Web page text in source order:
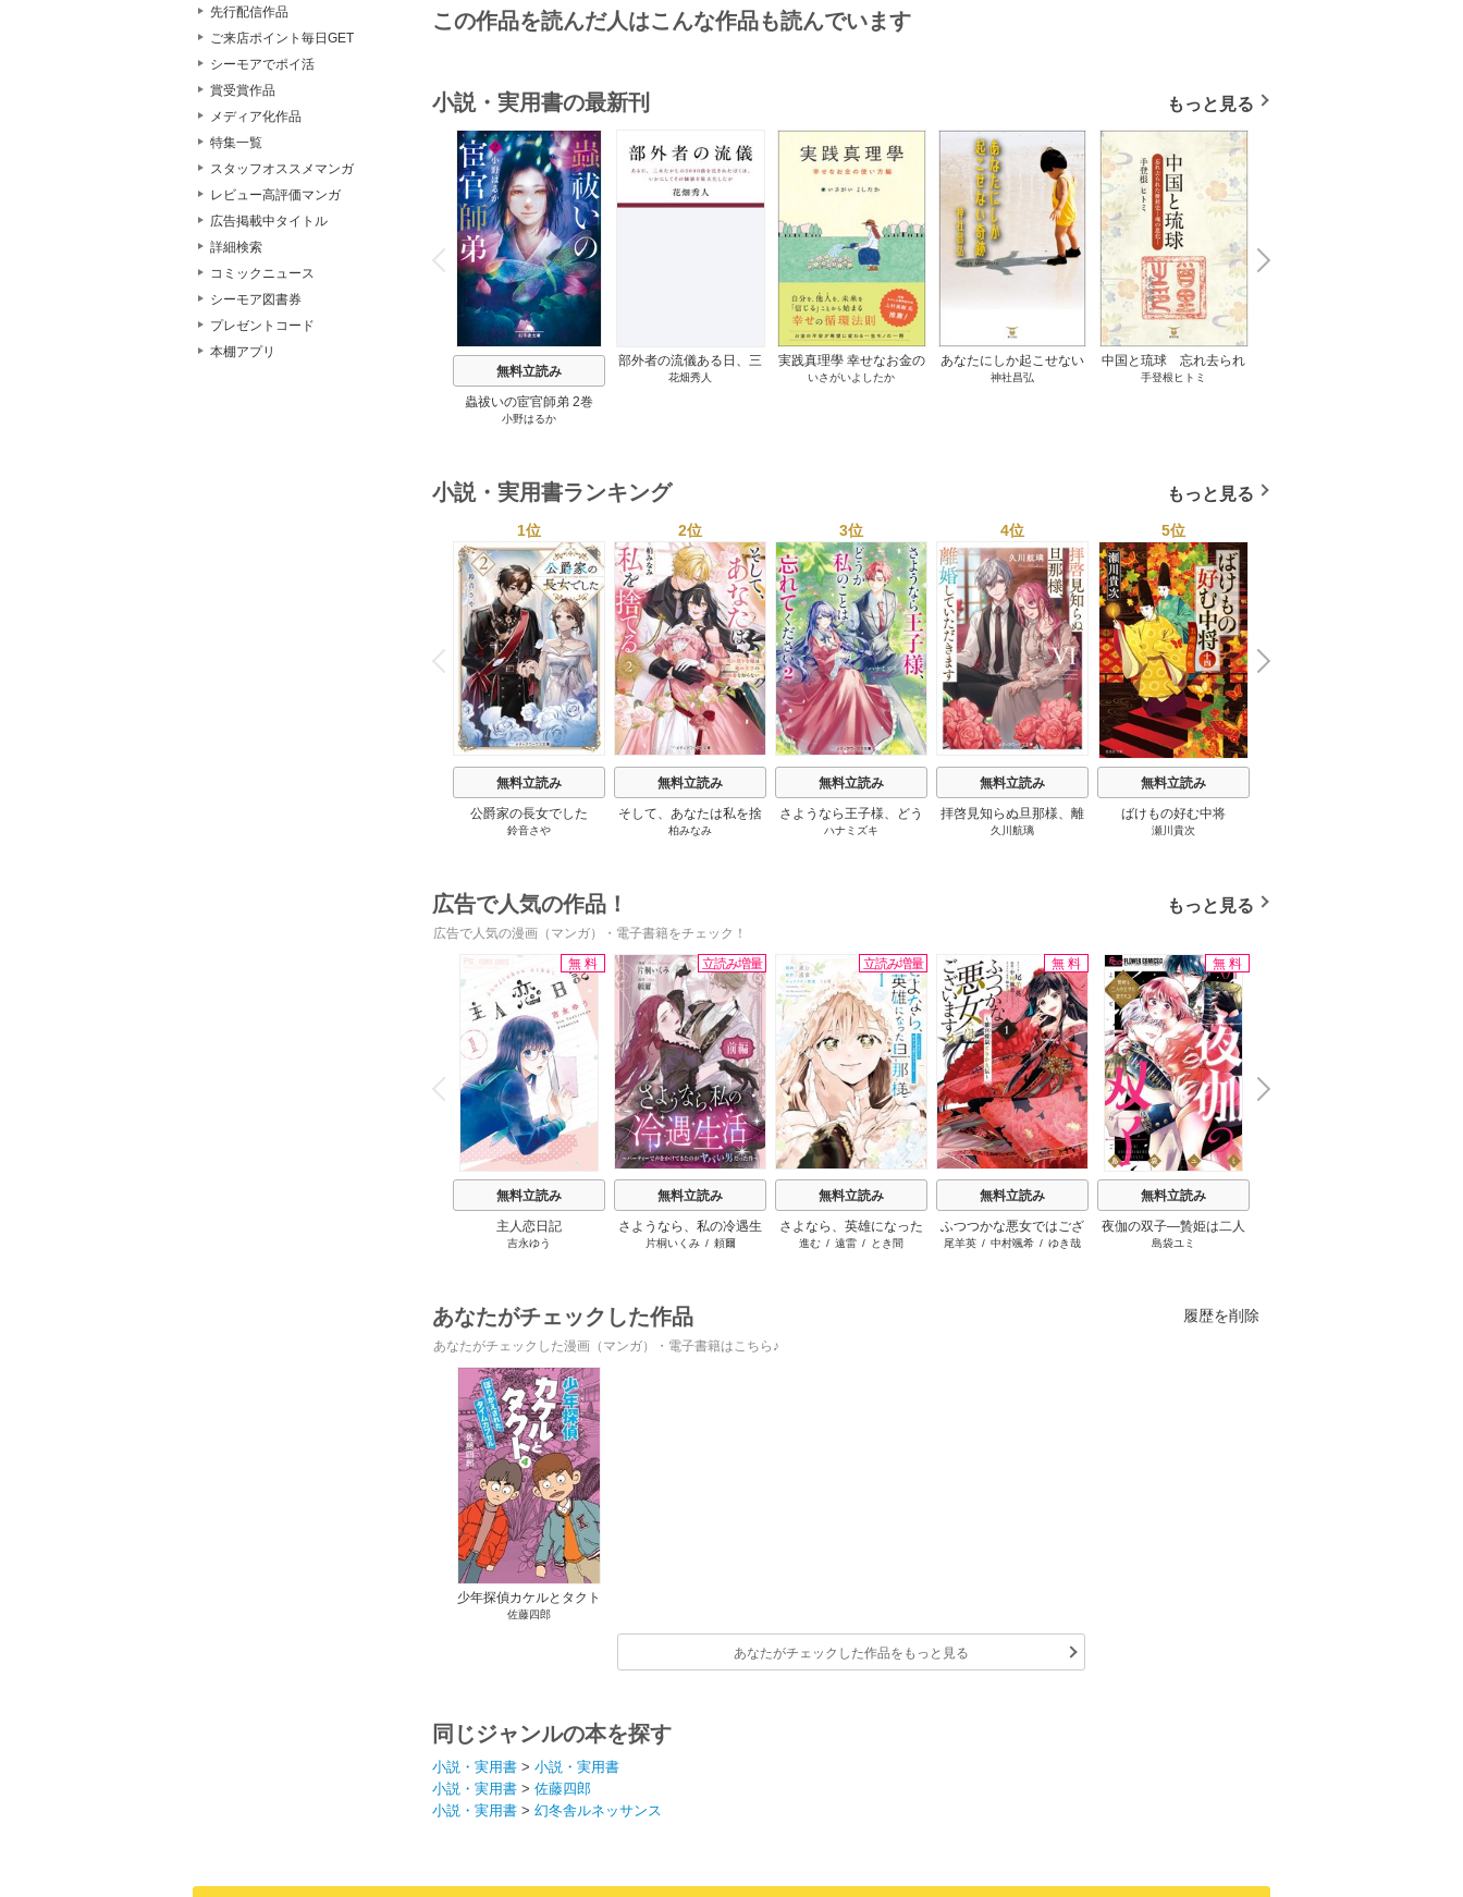
先行配信作品
ご来店ポイント毎日GET
シーモアでポイ活
賞受賞作品
メディア化作品
特集一覧
スタッフオススメマンガ
レビュー高評価マンガ
広告掲載中タイトル
詳細検索
コミックニュース
シーモア図書券
プレゼントコード
本棚アプリ
この作品を読んだ人はこんな作品も読んでいます
小説・実用書の最新刊 もっと見る
P
r
e
v
i
o
u
s
無料立読み
蟲祓いの宦官師弟 2巻
小野はるか
部外者の流儀ある日、三
木たかしの5000曲を託さ
花畑秀人
実践真理學 幸せなお金の
使い方編 1巻
いさがいよしたか
あなたにしか起こせない
奇跡 1巻
神社昌弘
中国と琉球 忘れ去られ
た冊封史―魂の進化― 1
手登根ヒトミ
N
e
x
t
小説・実用書ランキング もっと見る
P
r
e
v
i
o
u
s
1位
無料立読み
公爵家の長女でした
鈴音さや
2位
無料立読み
そして、あなたは私を捨
てる
柏みなみ
3位
無料立読み
さようなら王子様、どう
か私のことは忘れてくだ
ハナミズキ
4位
無料立読み
拝啓見知らぬ旦那様、離
婚していただきます
久川航璃
5位
無料立読み
ばけもの好む中将
瀬川貴次
N
e
x
t
広告で人気の作品！ もっと見る
広告で人気の漫画（マンガ）・電子書籍をチェック！
P
r
e
v
i
o
u
s
無料
無料立読み
主人恋日記
吉永ゆう
立読み増量
無料立読み
さようなら、私の冷遇生
活 ～パーティーで声をか
片桐いくみ/ 頼爾
立読み増量
無料立読み
さよなら、英雄になった
旦那様 ～ただ祈るだけ
進む / 遠雷 / とき間
無料
無料立読み
ふつつかな悪女ではござ
いますが ～雛宮蝶鼠とり
尾羊英 / 中村颯希 / ゆき哉
無料
無料立読み
夜伽の双子―贄姫は二人
の王子に愛される―
島袋ユミ
N
e
x
t
あなたがチェックした作品 履歴を削除
あなたがチェックした漫画（マンガ）・電子書籍はこちら♪
少年探偵カケルとタクト
４ ほりかえされたタイム
佐藤四郎
あなたがチェックした作品をもっと見る
同じジャンルの本を探す
小説・実用書 > 小説・実用書
小説・実用書 > 佐藤四郎
小説・実用書 > 幻冬舎ルネッサンス